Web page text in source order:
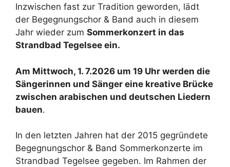
Inzwischen fast zur Tradition geworden, lädt
der Begegnungschor & Band auch in diesem
Jahr wieder zum Sommerkonzert in das
Strandbad Tegelsee ein.
Am Mittwoch, 1. 7.2026 um 19 Uhr werden die
Sängerinnen und Sänger eine kreative Brücke
zwischen arabischen und deutschen Liedern
bauen.
In den letzten Jahren hat der 2015 gegründete
Begegnungschor & Band Sommerkonzerte im
Strandbad Tegelsee gegeben. Im Rahmen der